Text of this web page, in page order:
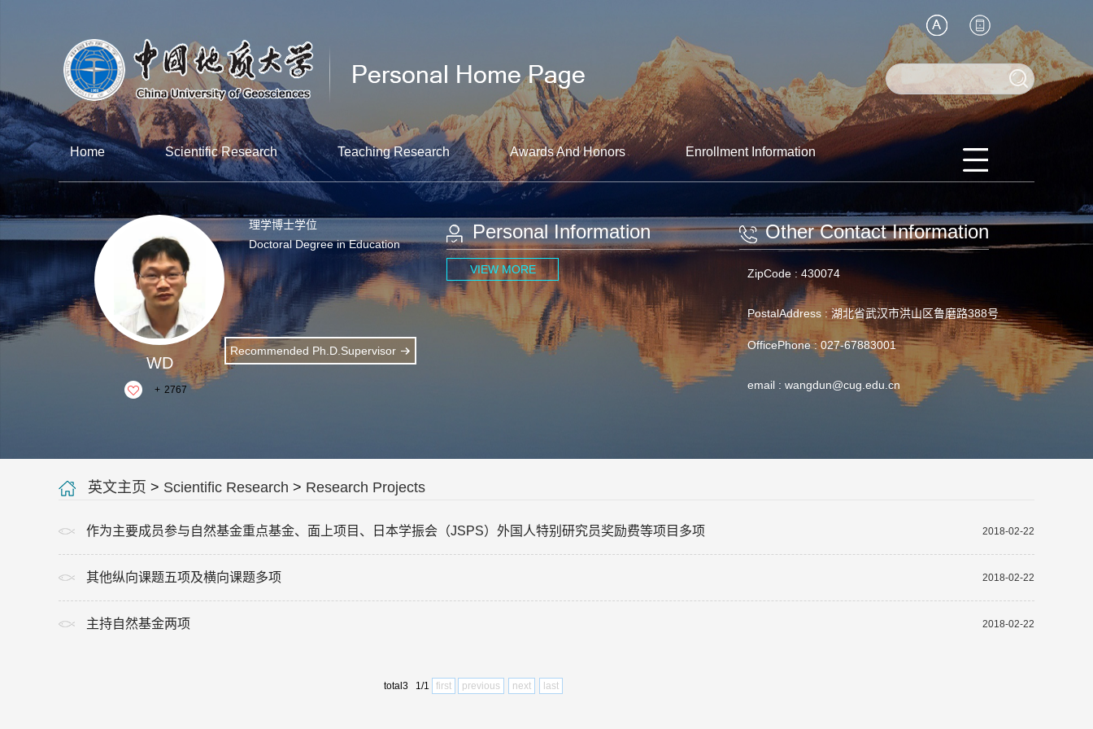
Home Scientific Research Teaching Research Awards And Honors Enrollment Information
WD
+ 2767
理学博士学位
Doctoral Degree in Education
Recommended Ph.D.Supervisor
Personal Information
VIEW MORE
Other Contact Information
ZipCode : 430074
PostalAddress :湖北省武汉市洪山区鲁磨路388号
OfficePhone :027-67883001
email : wangdun@cug.edu.cn
英文主页 > Scientific Research > Research Projects
作为主要成员参与自然基金重点基金、面上项目、日本学振会（JSPS）外国人特别研究员奖励费等项目多项 2018-02-22
其他纵向课题五项及横向课题多项 2018-02-22
主持自然基金两项 2018-02-22
total3 1/1 first previous next last